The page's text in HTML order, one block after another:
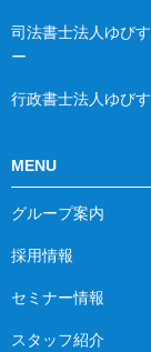
司法書士法人ゆび
ー
行政書士法人ゆび
MENU
グループ案内
採用情報
セミナー情報
スタッフ紹介